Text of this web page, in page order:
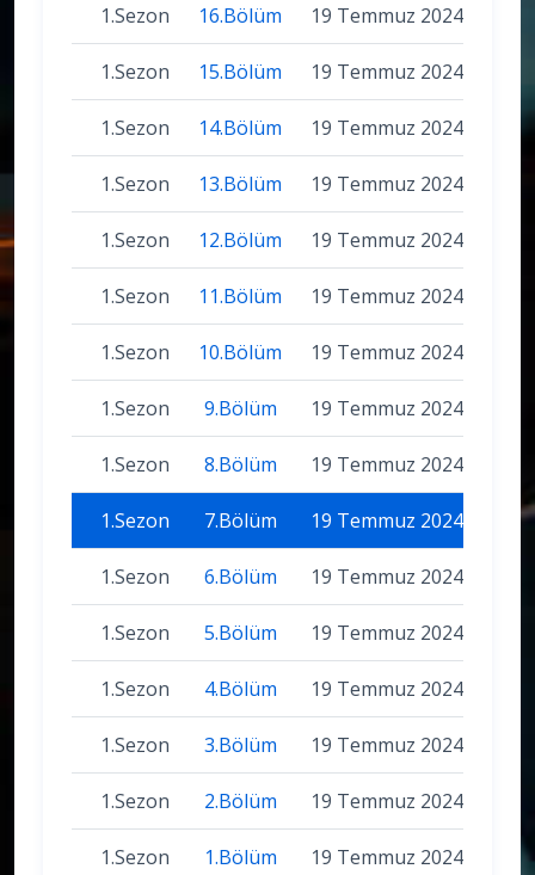
1.Sezon 16.Bölüm 19 Temmuz 2024
1.Sezon 15.Bölüm 19 Temmuz 2024
1.Sezon 14.Bölüm 19 Temmuz 2024
1.Sezon 13.Bölüm 19 Temmuz 2024
1.Sezon 12.Bölüm 19 Temmuz 2024
1.Sezon 11.Bölüm 19 Temmuz 2024
1.Sezon 10.Bölüm 19 Temmuz 2024
1.Sezon 9.Bölüm 19 Temmuz 2024
1.Sezon 8.Bölüm 19 Temmuz 2024
1.Sezon 7.Bölüm 19 Temmuz 2024
1.Sezon 6.Bölüm 19 Temmuz 2024
1.Sezon 5.Bölüm 19 Temmuz 2024
1.Sezon 4.Bölüm 19 Temmuz 2024
1.Sezon 3.Bölüm 19 Temmuz 2024
1.Sezon 2.Bölüm 19 Temmuz 2024
1.Sezon 1.Bölüm 19 Temmuz 2024